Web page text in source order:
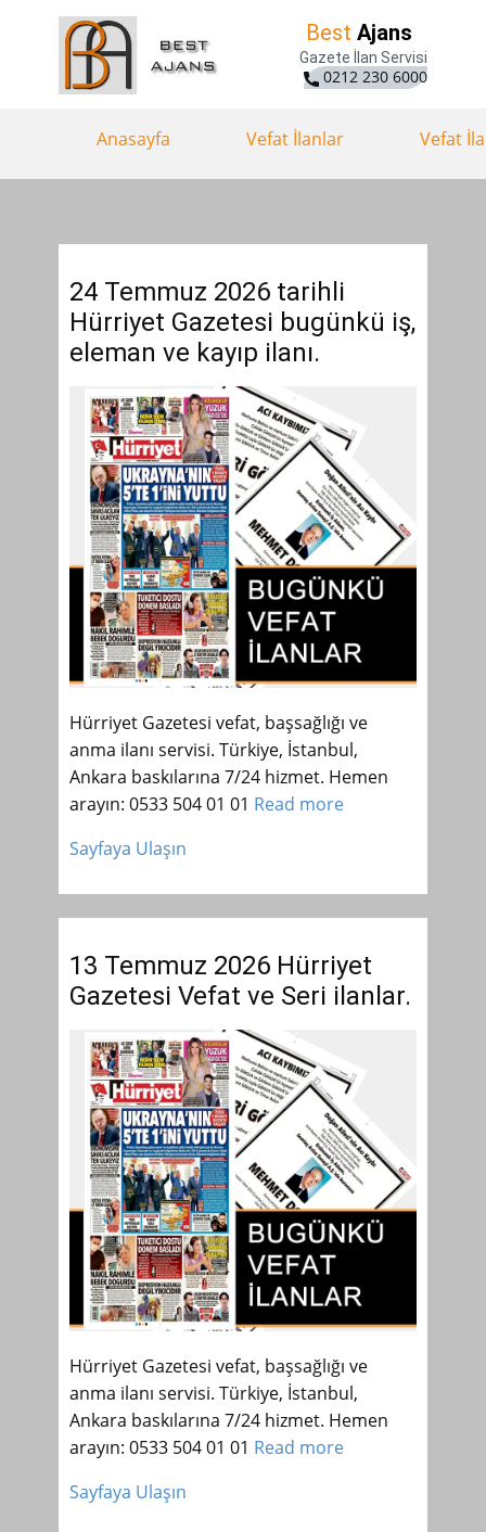
Best Ajans
Gazete İlan Servisi
0212 230 6000
Anasayfa Vefat İlanlar Vefat
24 Temmuz 2026 tarihli
Hürriyet Gazetesi bugünkü iş,
eleman ve kayıp ilanı.
Hürriyet Gazetesi vefat, başsağlığı ve
anma ilanı servisi. Türkiye, İstanbul,
Ankara baskılarına 7/24 hizmet. Hemen
arayın: 0533 504 01 01 Read more
Sayfaya Ulaşın
13 Temmuz 2026 Hürriyet
Gazetesi Vefat ve Seri ilanlar.
Hürriyet Gazetesi vefat, başsağlığı ve
anma ilanı servisi. Türkiye, İstanbul,
Ankara baskılarına 7/24 hizmet. Hemen
arayın: 0533 504 01 01 Read more
Sayfaya Ulaşın